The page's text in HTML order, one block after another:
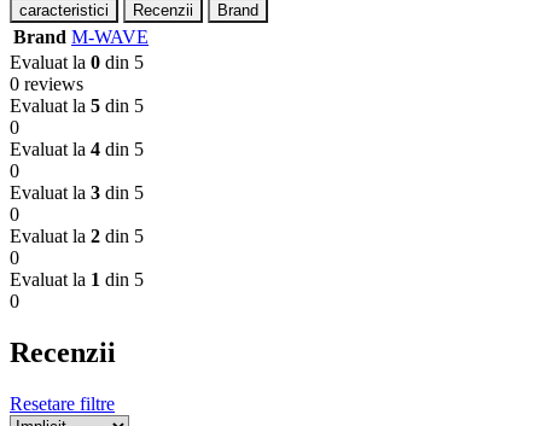
caracteristici Recenzii Brand
Brand M-WAVE
Evaluat la 0 din 5
0 reviews
Evaluat la 5 din 5
0
Evaluat la 4 din 5
0
Evaluat la 3 din 5
0
Evaluat la 2 din 5
0
Evaluat la 1 din 5
0
Recenzii
Resetare filtre